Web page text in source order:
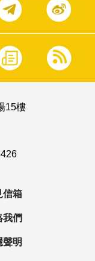
15樓
信箱
我們
聲明